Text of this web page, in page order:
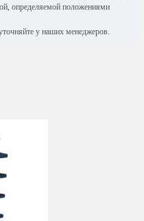
определяемой положениями
у наших менеджеров.